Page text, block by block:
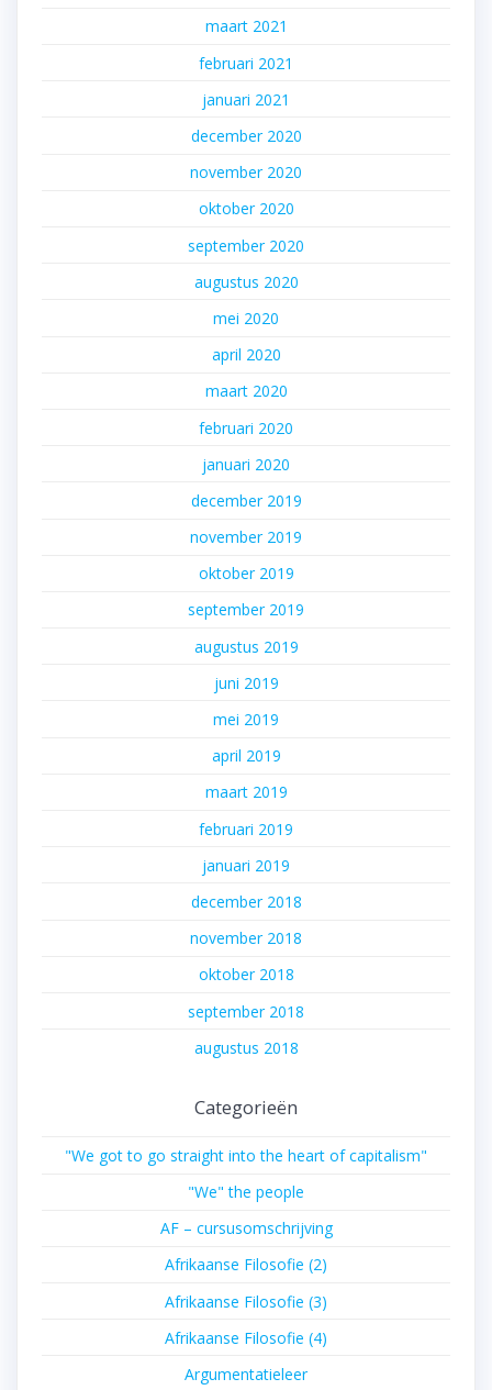
maart 2021
februari 2021
januari 2021
december 2020
november 2020
oktober 2020
september 2020
augustus 2020
mei 2020
april 2020
maart 2020
februari 2020
januari 2020
december 2019
november 2019
oktober 2019
september 2019
augustus 2019
juni 2019
mei 2019
april 2019
maart 2019
februari 2019
januari 2019
december 2018
november 2018
oktober 2018
september 2018
augustus 2018
Categorieën
"We got to go straight into the heart of capitalism"
"We" the people
AF – cursusomschrijving
Afrikaanse Filosofie (2)
Afrikaanse Filosofie (3)
Afrikaanse Filosofie (4)
Argumentatieleer